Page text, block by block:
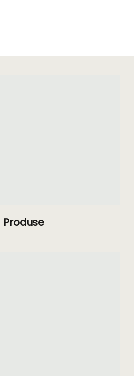
Produse